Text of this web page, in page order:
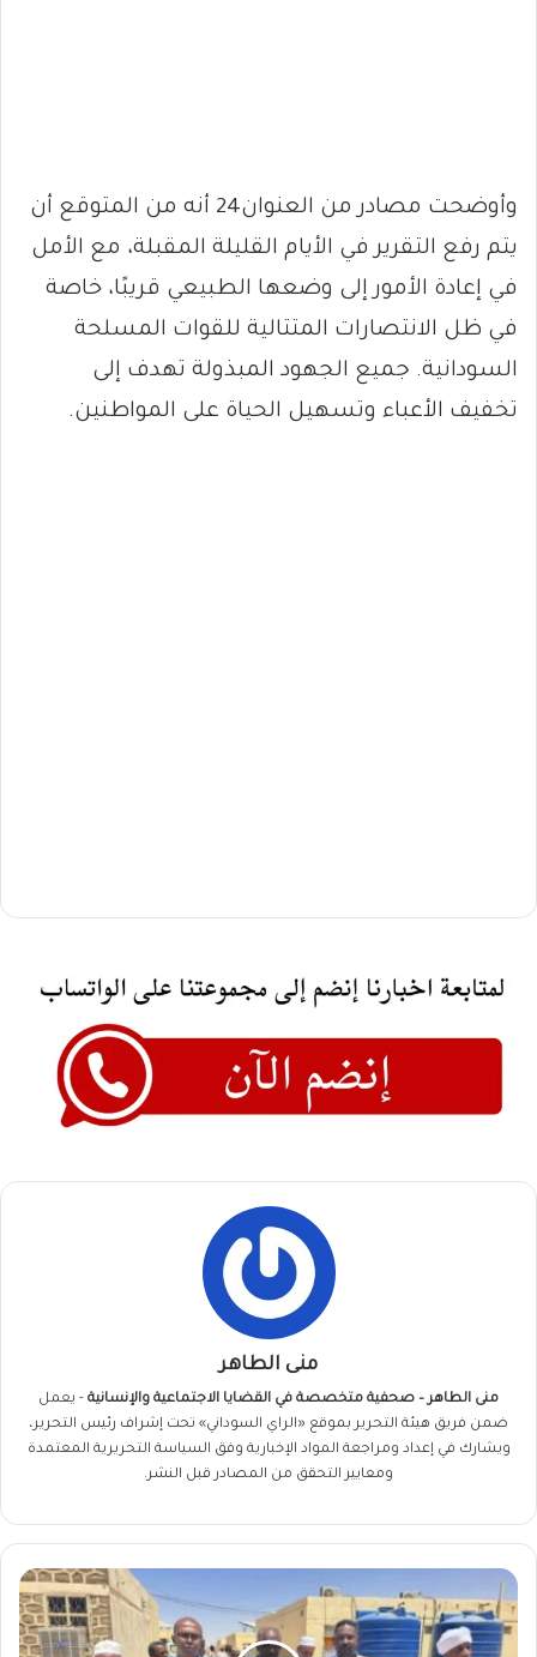
وأوضحت مصادر من العنوان24 أنه من المتوقع أن
يتم رفع التقرير في الأيام القليلة المقبلة، مع الأمل
في إعادة الأمور إلى وضعها الطبيعي قريبًا، خاصة
في ظل الانتصارات المتتالية للقوات المسلحة
السودانية. جميع الجهود المبذولة تهدف إلى
تخفيف الأعباء وتسهيل الحياة على المواطنين.
منى الطاهر
منى الطاهر – صحفية متخصصة في القضايا الاجتماعية والإنسانية - يعمل
ضمن فريق هيئة التحرير بموقع «الراي السوداني» تحت إشراف رئيس التحرير،
ويشارك في إعداد ومراجعة المواد الإخبارية وفق السياسة التحريرية المعتمدة
ومعايير التحقق من المصادر قبل النشر.
رجل
أعمال
سوداني